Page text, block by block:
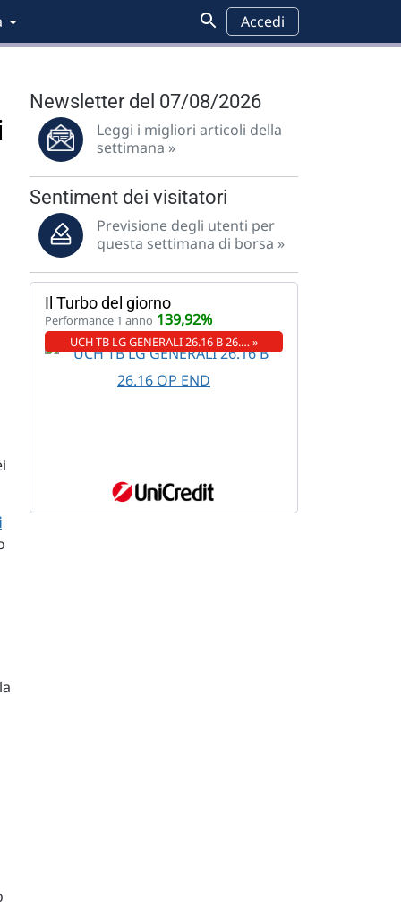
Accedi
Newsletter del 07/08/2026
Leggi i migliori articoli della
settimana »
Sentiment dei visitatori
Previsione degli utenti per
questa settimana di borsa »
Il Turbo del giorno
Performance 1 anno 139,92%
UCH TB LG GENERALI 26.16 B 26.… »